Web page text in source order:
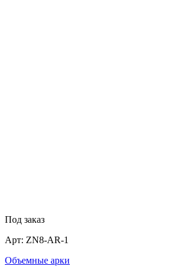
Под заказ
Арт: ZN8-AR-1
Объемные арки